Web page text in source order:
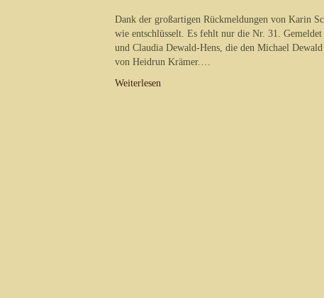
Dank der großartigen Rückmeldungen von Karin
wie entschlüsselt. Es fehlt nur die Nr. 31.
und Claudia Dewald-Hens, die den Michael
von Heidrun Krämer.…
Weiterlesen